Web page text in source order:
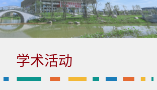
学术活动